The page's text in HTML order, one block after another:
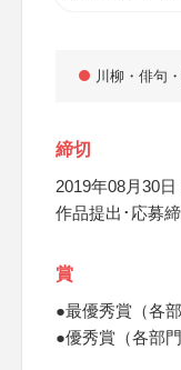
川柳・俳句
締切
2019年08月30日
作品提出･応募
賞
●最優秀賞（各
●優秀賞（各部